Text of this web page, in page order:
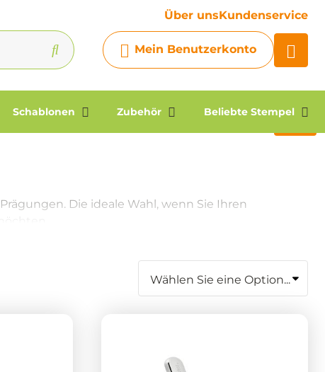
Über unsKundenservice
Mein Benutzerkonto
Schablonen Zubehör Beliebte Stempel
Chatbot
Chatten Sie 24/7 mit unserem
hilfreichen Chatbot
Kontakt
Die ideale Wahl, wenn Sie Ihren